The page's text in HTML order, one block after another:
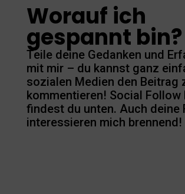
Worauf ich
gespannt bin?
Teile deine Gedanken und
mit mir – du kannst ganz
sozialen Medien den Beitrag
kommentieren! Social Follow
findest du unten. Auch deine
interessieren mich brennend!